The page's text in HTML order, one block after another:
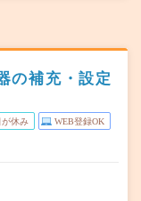
の補充・設定
が休み WEB登録OK